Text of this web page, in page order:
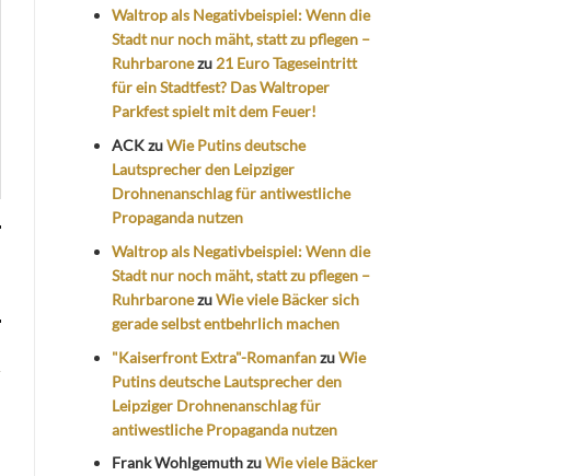
Waltrop als Negativbeispiel: Wenn die
Stadt nur noch mäht, statt zu pflegen –
Ruhrbaronezu 21 Euro Tageseintritt
für ein Stadtfest? Das Waltroper
Parkfest spielt mit dem Feuer!
ACKzuWie Putins deutsche
Lautsprecher den Leipziger
Drohnenanschlag für antiwestliche
Propaganda nutzen
Waltrop als Negativbeispiel: Wenn die
Stadt nur noch mäht, statt zu pflegen –
RuhrbaronezuWie viele Bäcker sich
gerade selbst entbehrlich machen
"Kaiserfront Extra"-RomanfanzuWie
Putins deutsche Lautsprecher den
Leipziger Drohnenanschlag für
antiwestliche Propaganda nutzen
Frank WohlgemuthzuWie viele Bäcker